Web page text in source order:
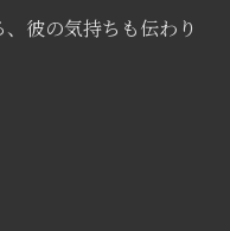
彼の気持ちも伝わり